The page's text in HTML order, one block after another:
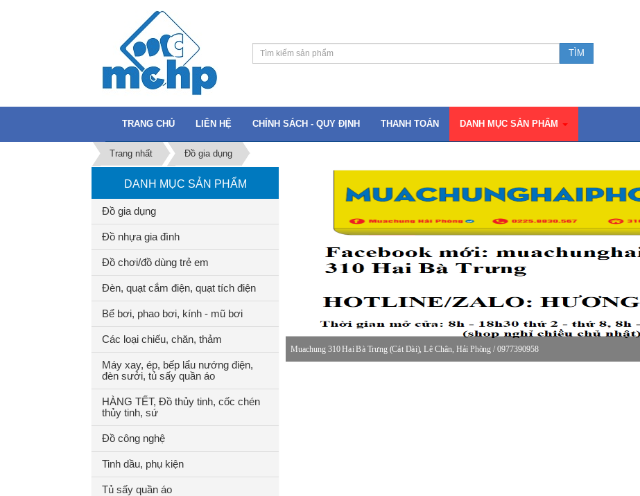
TRANG CHỦ LIÊN HỆ CHÍNH SÁCH - QUY ĐỊNH THANH TOÁN DANH MỤC SẢN PHẨM
Trang nhất Đồ gia dụng
DANH MỤC SẢN PHẨM
Đồ gia dụng
Đồ nhựa gia đình
Đồ chơi/đồ dùng trẻ em
Đèn, quạt cắm điện, quạt tích điện
Bể bơi, phao bơi, kính - mũ bơi
Các loại chiếu, chăn, thảm
Máy xay, ép, bếp lẩu nướng điện,
đèn sưởi, tủ sấy quần áo
HÀNG TẾT, Đồ thủy tinh, cốc chén
thủy tinh, sứ
Đồ công nghệ
Tinh dầu, phụ kiện
Tủ sấy quần áo
Muachung 310 Hai Bà Trưng (Cát Dài), Lê Chân, Hải Phòng / 0977390958